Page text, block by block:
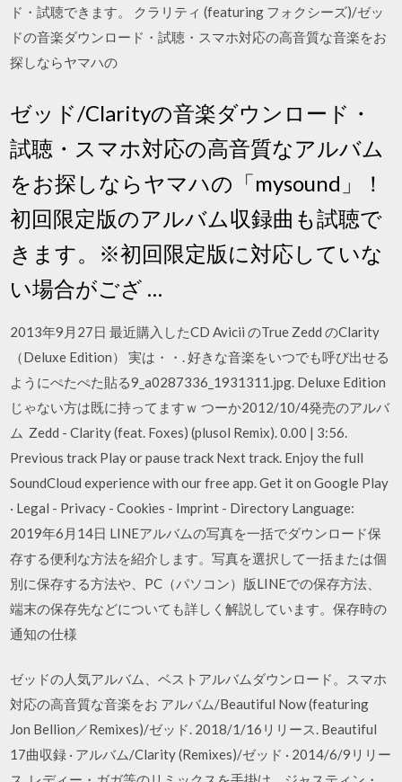
ド・試聴できます。 クラリティ (featuring フォクシーズ)/ゼッ
ドの音楽ダウンロード・試聴・スマホ対応の高音質な音楽をお
探しならヤマハの
ゼッド/Clarityの音楽ダウンロード・
試聴・スマホ対応の高音質なアルバム
をお探しならヤマハの「mysound」！
初回限定版のアルバム収録曲も試聴で
きます。※初回限定版に対応していな
い場合がござ …
2013年9月27日 最近購入したCD Avicii のTrue Zedd のClarity
（Deluxe Edition） 実は・・. 好きな音楽をいつでも呼び出せる
ようにぺたぺた貼る9_a0287336_1931311.jpg. Deluxe Edition
じゃない方は既に持ってますｗ つーか2012/10/4発売のアルバ
ム Zedd - Clarity (feat. Foxes) (plusol Remix). 0.00 | 3:56.
Previous track Play or pause track Next track. Enjoy the full
SoundCloud experience with our free app. Get it on Google Play
· Legal - Privacy - Cookies - Imprint - Directory Language:
2019年6月14日 LINEアルバムの写真を一括でダウンロード保
存する便利な方法を紹介します。写真を選択して一括または個
別に保存する方法や、PC（パソコン）版LINEでの保存方法、
端末の保存先などについても詳しく解説しています。保存時の
通知の仕様
ゼッドの人気アルバム、ベストアルバムダウンロード。スマホ
対応の高音質な音楽をお アルバム/Beautiful Now (featuring
Jon Bellion／Remixes)/ゼッド. 2018/1/16リリース. Beautiful
17曲収録 · アルバム/Clarity (Remixes)/ゼッド · 2014/6/9リリー